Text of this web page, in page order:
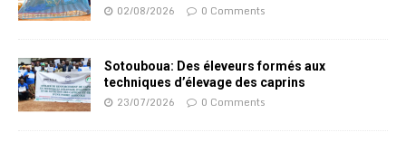
02/08/2026 0 Comments
Sotouboua: Des éleveurs formés aux
techniques d’élevage des caprins
23/07/2026 0 Comments